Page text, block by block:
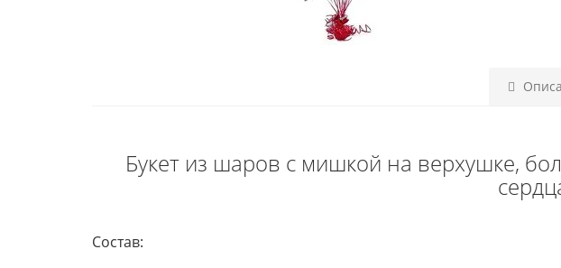
Букет из шаров с мишкой на верхушке,
Состав: